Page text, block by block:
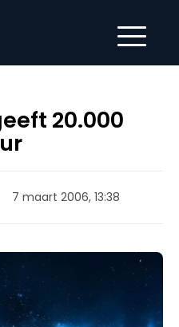
20.000
7 maart 2006, 13:38